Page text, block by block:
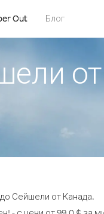
Out Блог
Сейшели от Канада.